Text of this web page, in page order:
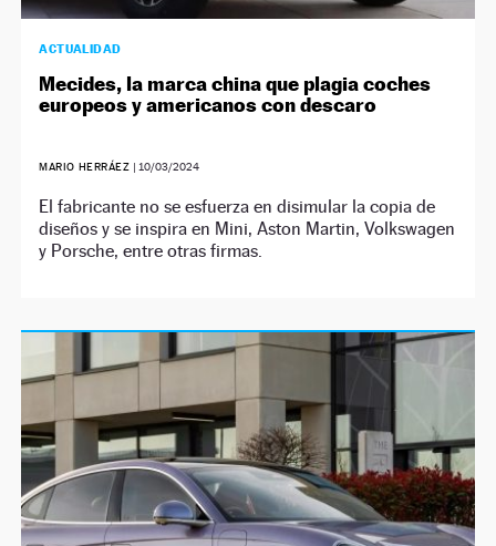
ACTUALIDAD
Mecides, la marca china que plagia coches
europeos y americanos con descaro
MARIO HERRÁEZ | 10/03/2024
El fabricante no se esfuerza en disimular la copia de
diseños y se inspira en Mini, Aston Martin, Volkswagen
y Porsche, entre otras firmas.